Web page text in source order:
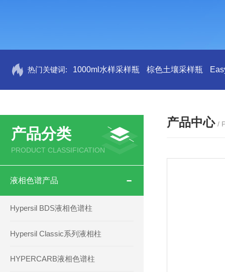
热门关键词: 1000ml水样采样瓶 棕色土壤采样瓶
产品分类
PRODUCT CLASSIFICATION
液相色谱产品
Hypersil BDS液相色谱柱
Hypersil Classic系列液相柱
HYPERCARB液相色谱柱
产品中心 /